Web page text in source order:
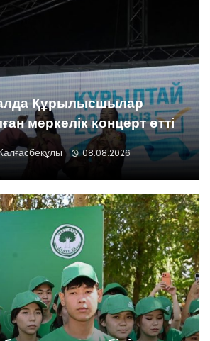
Құрылысшылар
меркелік концерт өтті
08.08.2026